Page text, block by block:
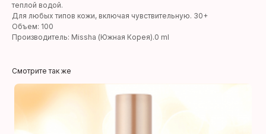
теплой водой.
Для любых типов кожи, включая чувствительную. 30+
Объем: 100
Производитель: Missha (Южная Корея).0 ml
Смотрите так же